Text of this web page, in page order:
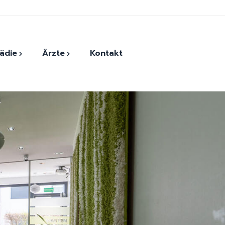
Ärzte
Monther Harfoush
Andrada-Elena Vasile
Dr. Evangelios Kaltsounis
Dr. Georg Eckner
Kontakt